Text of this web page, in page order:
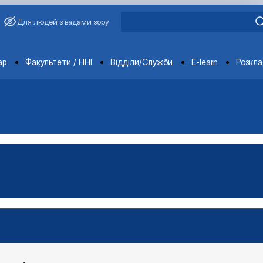
Для людей з вадами зору
Факультети / ННІ Відділи/Служби E-learn
продукц…